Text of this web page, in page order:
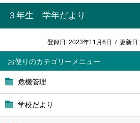
お便り
危機管理
学校だより
３年生 学年だより
登録日: 2023年11月6日 / 更新日: